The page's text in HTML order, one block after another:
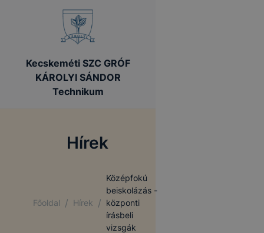
Kecskeméti SZC GRÓF
KÁROLYI SÁNDOR
Technikum
Hírek
Főoldal / Hírek /
Középfokú
beiskolázás -
központi
írásbeli
vizsgák